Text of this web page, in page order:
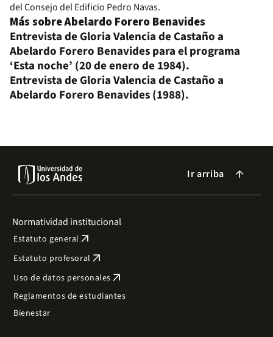
del Consejo del Edificio Pedro Navas.
Más sobre Abelardo Forero Benavides
Entrevista de Gloria Valencia de Castaño a
Abelardo Forero Benavides para el programa
‘Esta noche’ (20 de enero de 1984).
Entrevista de Gloria Valencia de Castaño a
Abelardo Forero Benavides (1988).
Ir arriba arrow_forward
Normatividad institucional
Estatuto general arrow_outward
Estatuto profesoral arrow_outward
Uso de datos personales arrow_outward
Reglamentos de estudiantes
Bienestar